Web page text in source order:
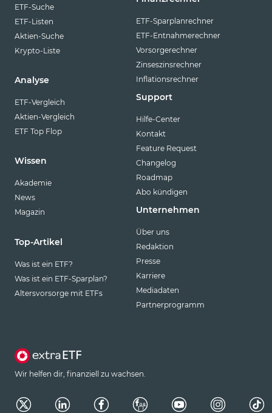
ETF-Suche
ETF-Listen
Aktien-Suche
Krypto-Liste
Analyse
ETF-Vergleich
Aktien-Vergleich
ETF Top Flop
Wissen
Akademie
News
Magazin
Top-Artikel
Was ist ein ETF?
Was ist ein ETF-Sparplan?
Altersvorsorge mit ETFs
ETF-Sparplanrechner
ETF-Entnahmerechner
Vorsorgerechner
Zinseszinsrechner
Inflationsrechner
Support
Hilfe-Center
Kontakt
Feature Request
Changelog
Roadmap
Abo kündigen
Unternehmen
Über uns
Redaktion
Presse
Karriere
Mediadaten
Partnerprogramm
Wir helfen dir, finanziell zu wachsen.